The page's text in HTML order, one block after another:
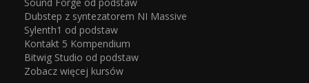
Dubstep z syntezatorem NI Massive
Sylenth1 od podstaw
Kontakt 5 Kompendium
Bitwig Studio od podstaw
Zobacz więcej kursów